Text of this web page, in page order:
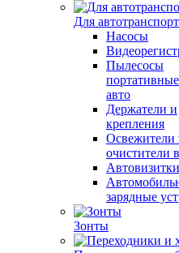
Для
Насосы
Пылесосы
авто
Держатели и
крепления
Освежители
очистители
Автовизитки
зарядные
Зонты